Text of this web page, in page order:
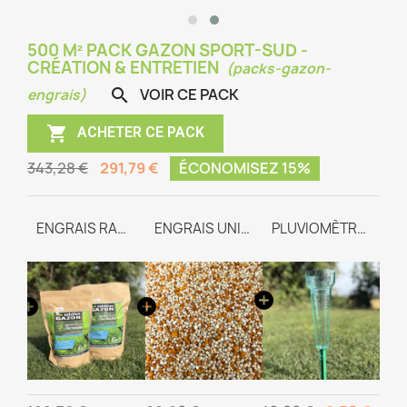
500 M² PACK GAZON SPORT-SUD -
CRÉATION & ENTRETIEN (packs-gazon-
engrais)
 VOIR CE PACK
 ACHETER CE PACK
343,28 € 291,79 € ÉCONOMISEZ 15%
ENGRAIS RACINAIRE ENGRAIS UNIVERSEL TEAM-WAY PLUVIOMÈTRE GRADUÉ